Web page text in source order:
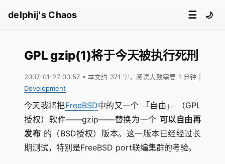
delphij's Chaos ☰ 🌙
GPL gzip(1)将于今天被执行死刑
2007-01-27 00:57 • 本文约 371 字，阅读大致需要 1 分钟
Development
今天我将把FreeBSD中的又一个「自由」（GPL
授权）软件——gzip——替换为一个 可以自由再
发布 的（BSD授权）版本。这一版本已经经过长
期测试，特别是FreeBSD port联编集群的考验。